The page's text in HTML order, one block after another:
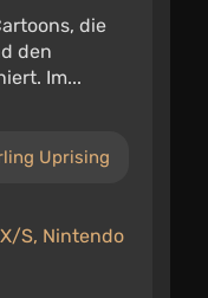
die
den
Im...
Uprising
S, Nintendo